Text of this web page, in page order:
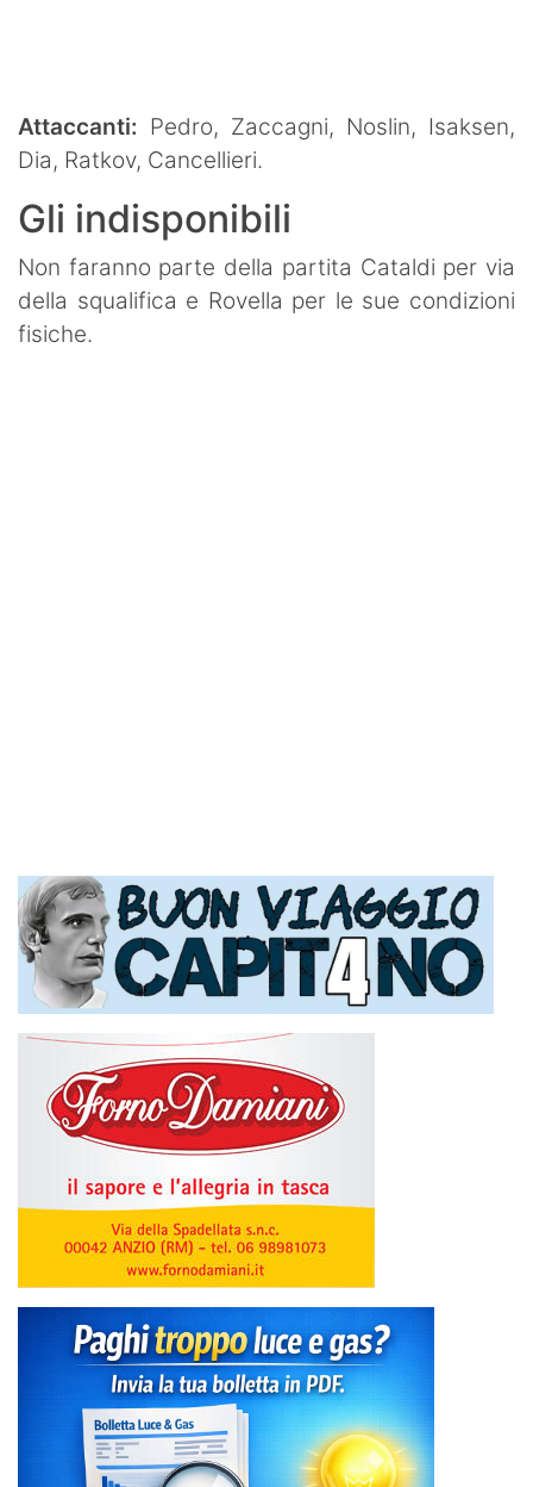
Attaccanti: Pedro, Zaccagni, Noslin, Isaksen,
Dia, Ratkov, Cancellieri.
Gli indisponibili
Non faranno parte della partita Cataldi per via
della squalifica e Rovella per le sue condizioni
fisiche.